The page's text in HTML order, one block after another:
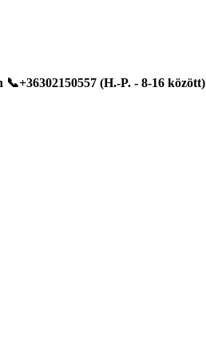
(H.-P. - 8-16 között)